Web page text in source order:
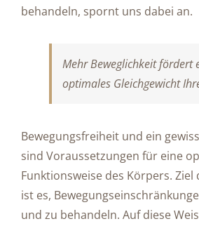
behandeln, spornt uns dabei an.
Mehr Beweglichkeit fördert
optimales Gleichgewicht
Bewegungsfreiheit und ein
sind Voraussetzungen für eine
Funktionsweise des Körpers.
ist es,
und zu behandeln. Auf diese